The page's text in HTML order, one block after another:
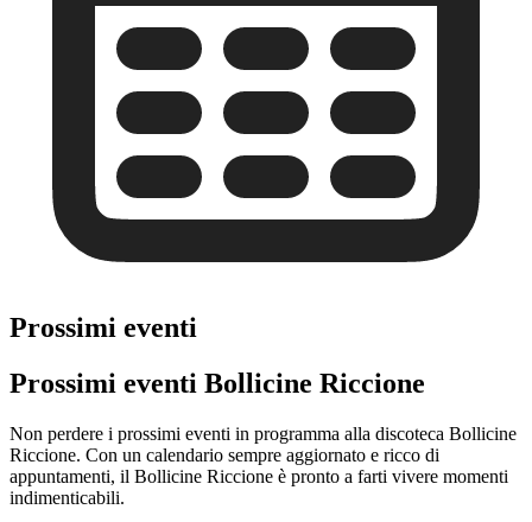
Prossimi eventi
Prossimi eventi Bollicine Riccione
Non perdere i prossimi eventi in programma alla discoteca Bollicine
Riccione. Con un calendario sempre aggiornato e ricco di
appuntamenti, il Bollicine Riccione è pronto a farti vivere momenti
indimenticabili.